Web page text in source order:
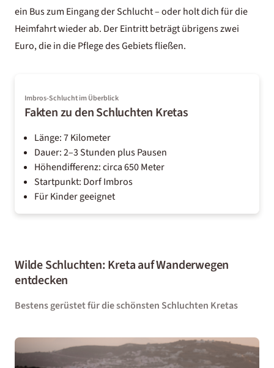
ein Bus zum Eingang der Schlucht – oder holt dich für die
Heimfahrt wieder ab. Der Eintritt beträgt übrigens zwei
Euro, die in die Pflege des Gebiets fließen.
Imbros-Schlucht im Überblick
Fakten zu den Schluchten Kretas
Länge: 7 Kilometer
Dauer: 2–3 Stunden plus Pausen
Höhendifferenz: circa 650 Meter
Startpunkt: Dorf Imbros
Für Kinder geeignet
Wilde Schluchten: Kreta auf Wanderwegen
entdecken
Bestens gerüstet für die schönsten Schluchten Kretas